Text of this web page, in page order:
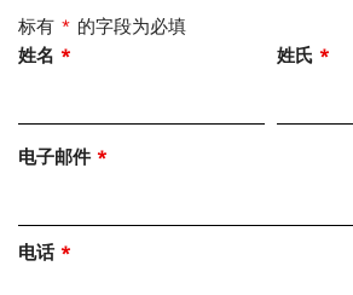
标有 * 的字段为必填
姓名 * 姓氏 *
电子邮件 *
电话 *